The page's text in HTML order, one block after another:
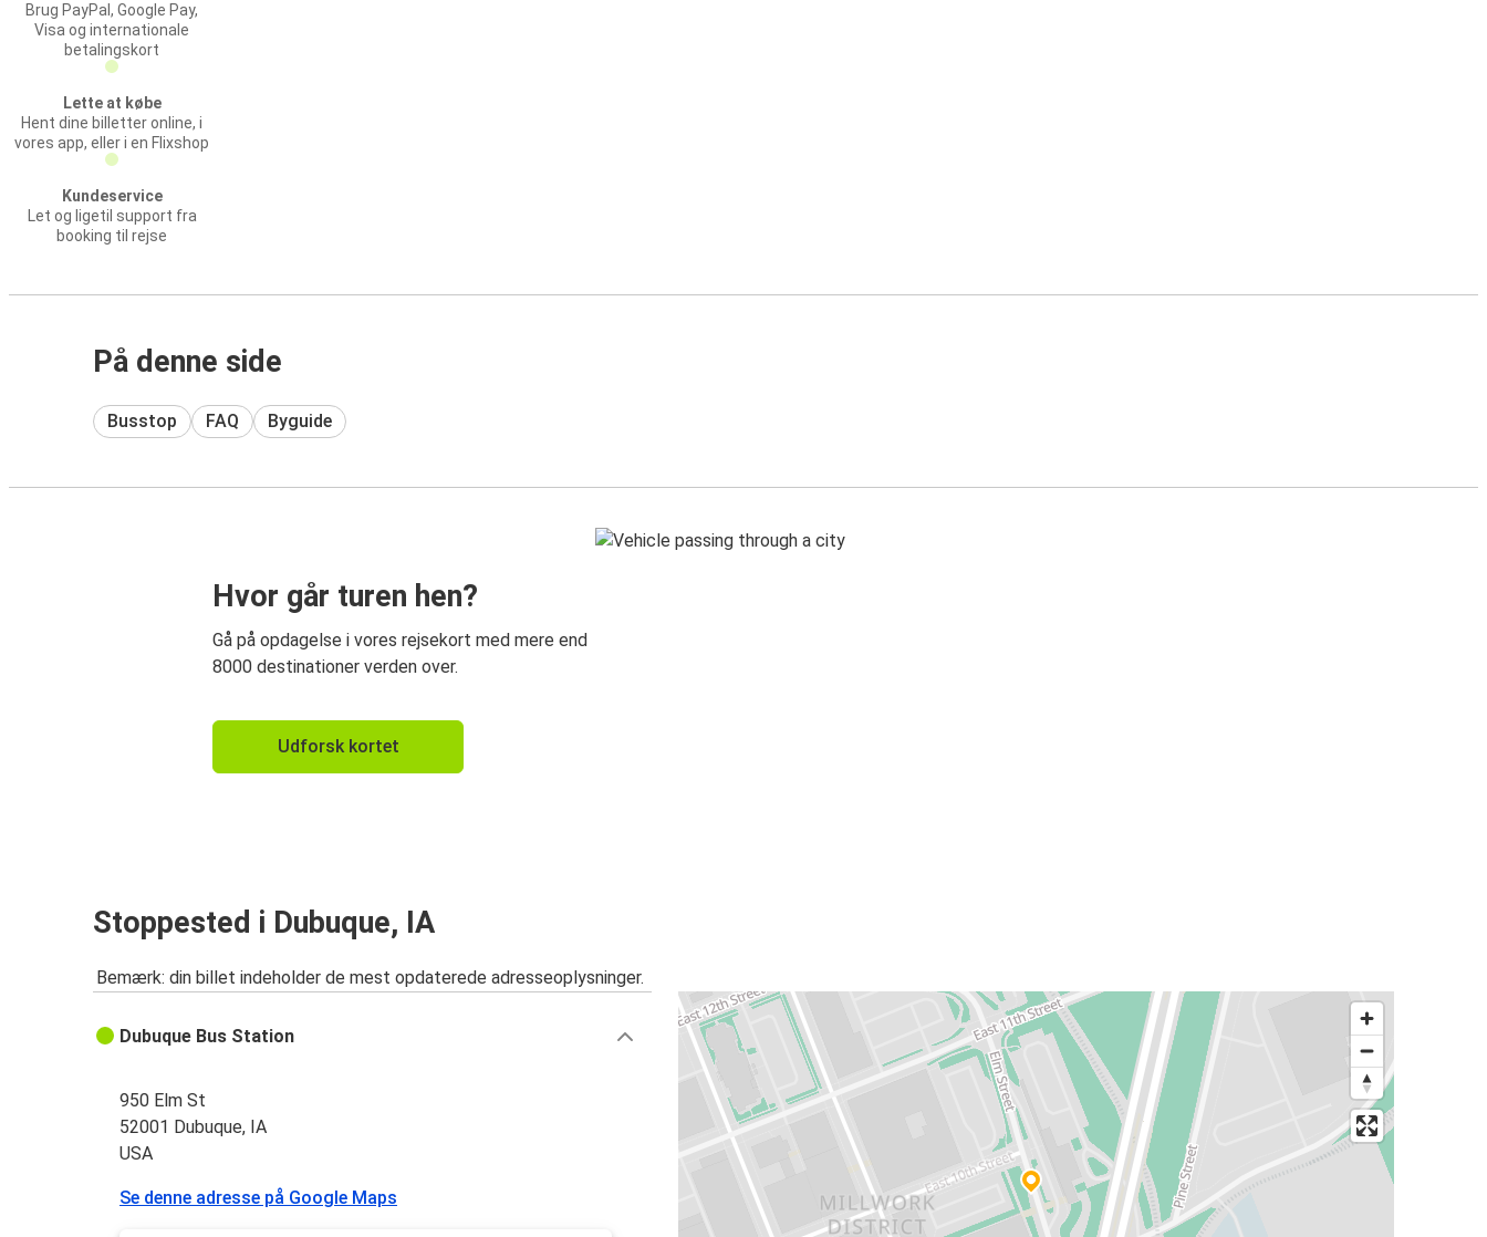
Brug PayPal, Google Pay,
Visa og internationale
betalingskort
Lette at købe
Hent dine billetter online, i
vores app, eller i en Flixshop
Kundeservice
Let og ligetil support fra
booking til rejse
På denne side
Busstop FAQ Byguide
Hvor går turen hen?
Gå på opdagelse i vores rejsekort med mere end
8000 destinationer verden over.
Udforsk kortet
Stoppested i Dubuque, IA
Bemærk: din billet indeholder de mest opdaterede adresseoplysninger.
Dubuque Bus Station
950 Elm St
52001 Dubuque, IA
USA
Se denne adresse på Google Maps